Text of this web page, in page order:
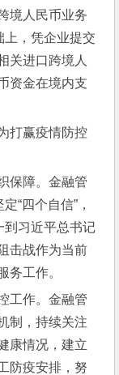
人民币业务
上，凭企业提交
关进口跨境人
资金在境内支
打赢疫情防控
障。金融管
“四个自信”，
到习近平总书记
击战作为当前
务工作。
作。金融管
制，持续关注
康情况，建立
防疫安排，努